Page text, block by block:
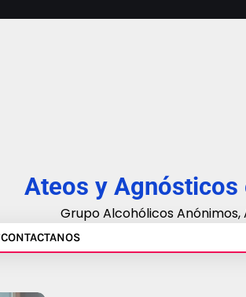
Ateos y Agnósticos
Grupo Alcohólicos Anónimos,
CONTACTANOS